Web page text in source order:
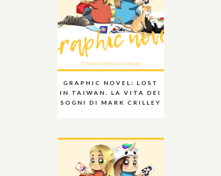
GRAPHIC NOVEL: LOST
IN TAIWAN. LA VITA DEI
SOGNI DI MARK CRILLEY